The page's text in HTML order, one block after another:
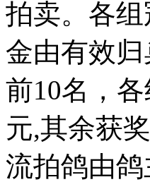
拍卖。各组
金由有效
前10名，
元,其余获
流拍鸽由